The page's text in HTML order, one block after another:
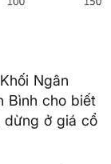
Ngân
Bình cho biết
dừng ở giá cổ